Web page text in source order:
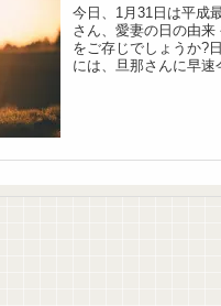
今日、1月31日は平成
さん、愛妻の日の由
をご存じでしょうか?
には、旦那さんに早速